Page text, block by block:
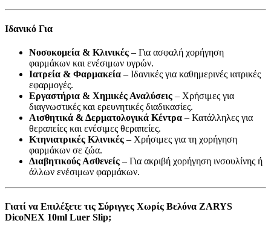
Ιδανικό Για
Νοσοκομεία & Κλινικές – Για ασφαλή χορήγηση
φαρμάκων και ενέσιμων υγρών.
Ιατρεία & Φαρμακεία – Ιδανικές για καθημερινές ιατρικές
εφαρμογές.
Εργαστήρια & Χημικές Αναλύσεις – Χρήσιμες για
διαγνωστικές και ερευνητικές διαδικασίες.
Αισθητικά & Δερματολογικά Κέντρα – Κατάλληλες για
θεραπείες και ενέσιμες θεραπείες.
Κτηνιατρικές Κλινικές – Χρήσιμες για τη χορήγηση
φαρμάκων σε ζώα.
Διαβητικούς Ασθενείς – Για ακριβή χορήγηση ινσουλίνης ή
άλλων ενέσιμων φαρμάκων.
Γιατί να Επιλέξετε τις Σύριγγες Χωρίς Βελόνα ZARYS
DicoNEX 10ml Luer Slip;